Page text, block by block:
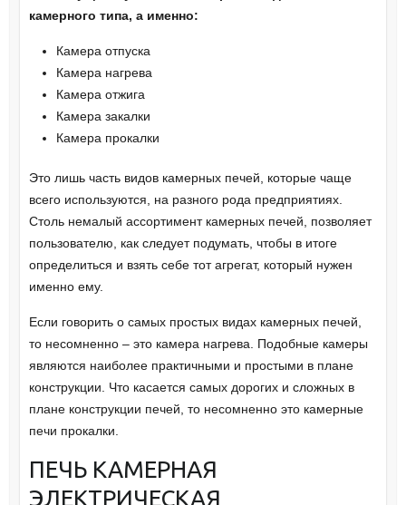
камерного типа, а именно:
Камера отпуска
Камера нагрева
Камера отжига
Камера закалки
Камера прокалки
Это лишь часть видов камерных печей, которые чаще
всего используются, на разного рода предприятиях.
Столь немалый ассортимент камерных печей, позволяет
пользователю, как следует подумать, чтобы в итоге
определиться и взять себе тот агрегат, который нужен
именно ему.
Если говорить о самых простых видах камерных печей,
то несомненно – это камера нагрева. Подобные камеры
являются наиболее практичными и простыми в плане
конструкции. Что касается самых дорогих и сложных в
плане конструкции печей, то несомненно это камерные
печи прокалки.
ПЕЧЬ КАМЕРНАЯ
ЭЛЕКТРИЧЕСКАЯ